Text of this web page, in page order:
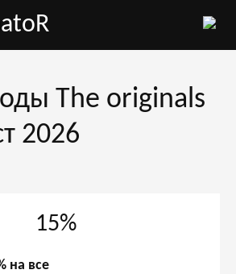
The originals
2026
15%
на все